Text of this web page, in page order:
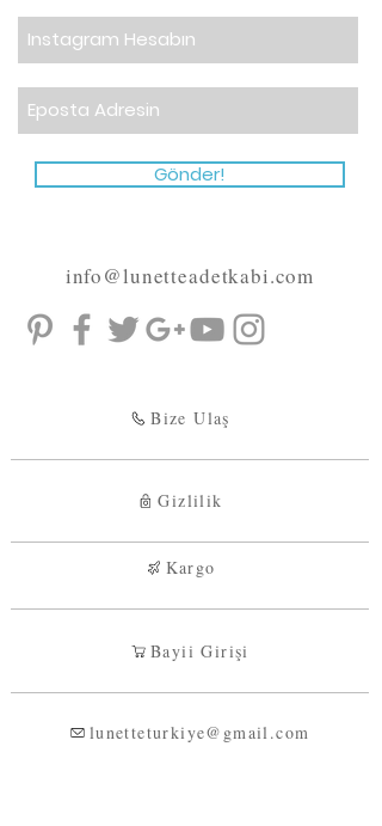
Gönder!
info@lunetteadetkabi.com
Bize Ulaş
Gizlilik
Kargo
Bayii Girişi
lunetteturkiye@gmail.com